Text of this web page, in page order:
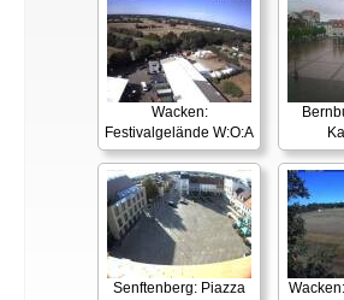
Wacken:
Festivalgelände W:O:A
Senftenberg: Piazza